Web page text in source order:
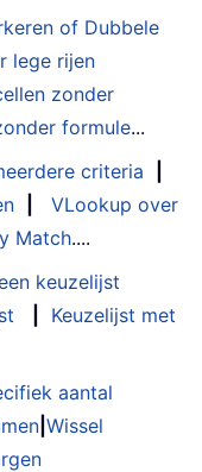
of Dubbele
lege rijen
zonder
formule...
criteria
VLookup over
Match....
keuzelijst
Keuzelijst met
aantal
Wissel